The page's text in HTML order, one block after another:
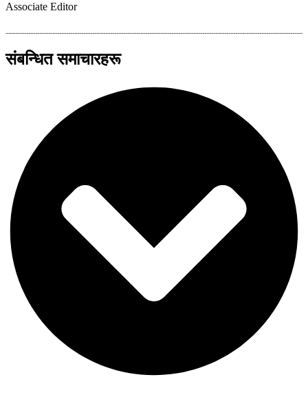
Associate Editor
संबन्धित समाचारहरू